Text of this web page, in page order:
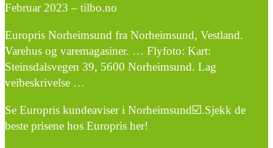
Februar 2023 – tilbo.no
Europris Norheimsund fra Norheimsund, Vestland.
Varehus og varemagasiner. … Flyfoto: Kart:
Steinsdalsvegen 39, 5600 Norheimsund. Lag
veibeskrivelse …
Se Europris kundeaviser i Norheimsund☑️.Sjekk de
beste prisene hos Europris her!